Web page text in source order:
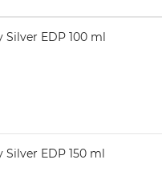
Silver EDP 100 ml
Silver EDP 150 ml